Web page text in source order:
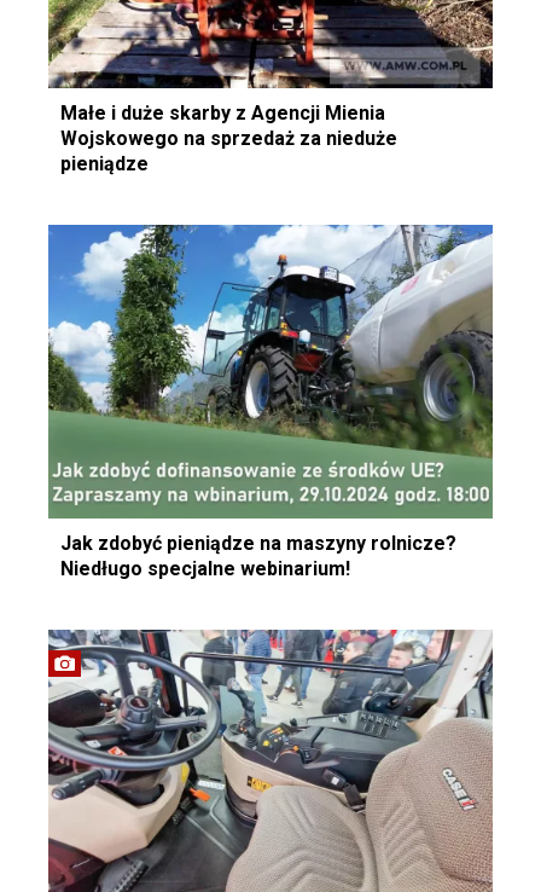
Małe i duże skarby z Agencji Mienia
Wojskowego na sprzedaż za nieduże
pieniądze
Jak zdobyć pieniądze na maszyny rolnicze?
Niedługo specjalne webinarium!